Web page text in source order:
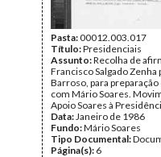
Pasta:00012.003.017
Título:Presidenciais
Assunto:Recolha de
Francisco Salgado
Barroso, para preparação
com Mário Soares.
Apoio Soares à
Data:Janeiro de 1986
Fundo:Mário Soares
Tipo Documental:
Página(s): 6